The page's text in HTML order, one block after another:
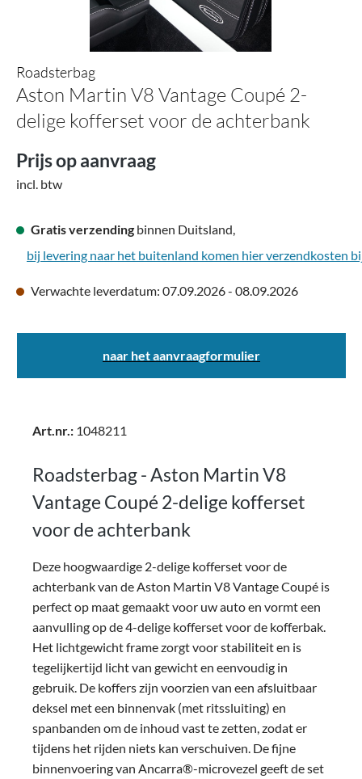
Roadsterbag
Aston Martin V8 Vantage Coupé 2-
delige kofferset voor de achterbank
Prijs op aanvraag
incl. btw
Gratis verzending binnen Duitsland,
bij levering naar het buitenland komen hier verzendkosten
Verwachte leverdatum: 07.09.2026 - 08.09.2026
naar het aanvraagformulier
Art.nr.: 1048211
Roadsterbag - Aston Martin V8
Vantage Coupé 2-delige kofferset
voor de achterbank
Deze hoogwaardige 2-delige kofferset voor de
achterbank van de Aston Martin V8 Vantage Coupé is
perfect op maat gemaakt voor uw auto en vormt een
aanvulling op de 4-delige kofferset voor de kofferbak.
Het lichtgewicht frame zorgt voor stabiliteit en is
tegelijkertijd licht van gewicht en eenvoudig in
gebruik. De koffers zijn voorzien van een afsluitbaar
deksel met een binnenvak (met ritssluiting) en
spanbanden om de inhoud vast te zetten, zodat er
tijdens het rijden niets kan verschuiven. De fijne
binnenvoering van Ancarra®-microvezel geeft de set